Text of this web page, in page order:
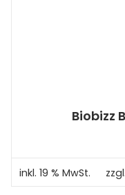
Biobizz
inkl. 19 % MwSt. zzgl.